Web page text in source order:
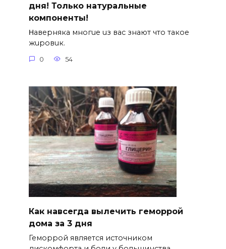
дня! Только натуральные
компоненты!
Ηавepняка многue uз вас знают что такоe
жuровuк.
0 54
Как навсегда вылечить геморрой
дома за 3 дня
Геморрой является источником